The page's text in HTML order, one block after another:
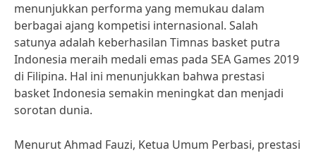
menunjukkan performa yang memukau dalam
berbagai ajang kompetisi internasional. Salah
satunya adalah keberhasilan Timnas basket putra
Indonesia meraih medali emas pada SEA Games 2019
di Filipina. Hal ini menunjukkan bahwa prestasi
basket Indonesia semakin meningkat dan menjadi
sorotan dunia.
Menurut Ahmad Fauzi, Ketua Umum Perbasi, prestasi